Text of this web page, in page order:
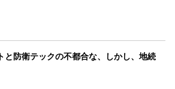
と防衛テックの不都合な、しかし、地続